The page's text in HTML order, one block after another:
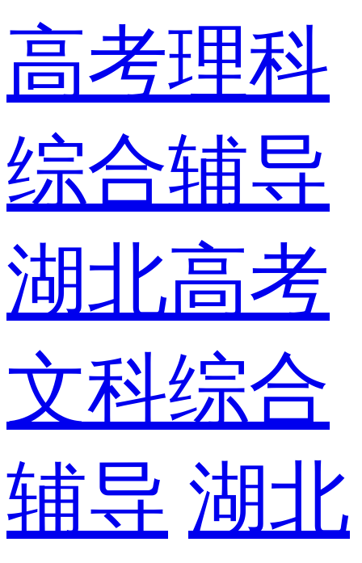
高考理科
综合辅导
湖北高考
文科综合
辅导 湖北